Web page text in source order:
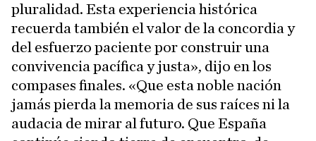
pluralidad. Esta experiencia histórica
recuerda también el valor de la concordia y
del esfuerzo paciente por construir una
convivencia pacífica y justa», dijo en los
compases finales. «Que esta noble nación
jamás pierda la memoria de sus raíces ni la
audacia de mirar al futuro. Que España